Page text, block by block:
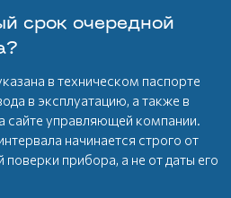
срок очередной
в техническом паспорте
в эксплуатацию, а также в
сайте управляющей компании.
начинается строго от
прибора, а не от даты его